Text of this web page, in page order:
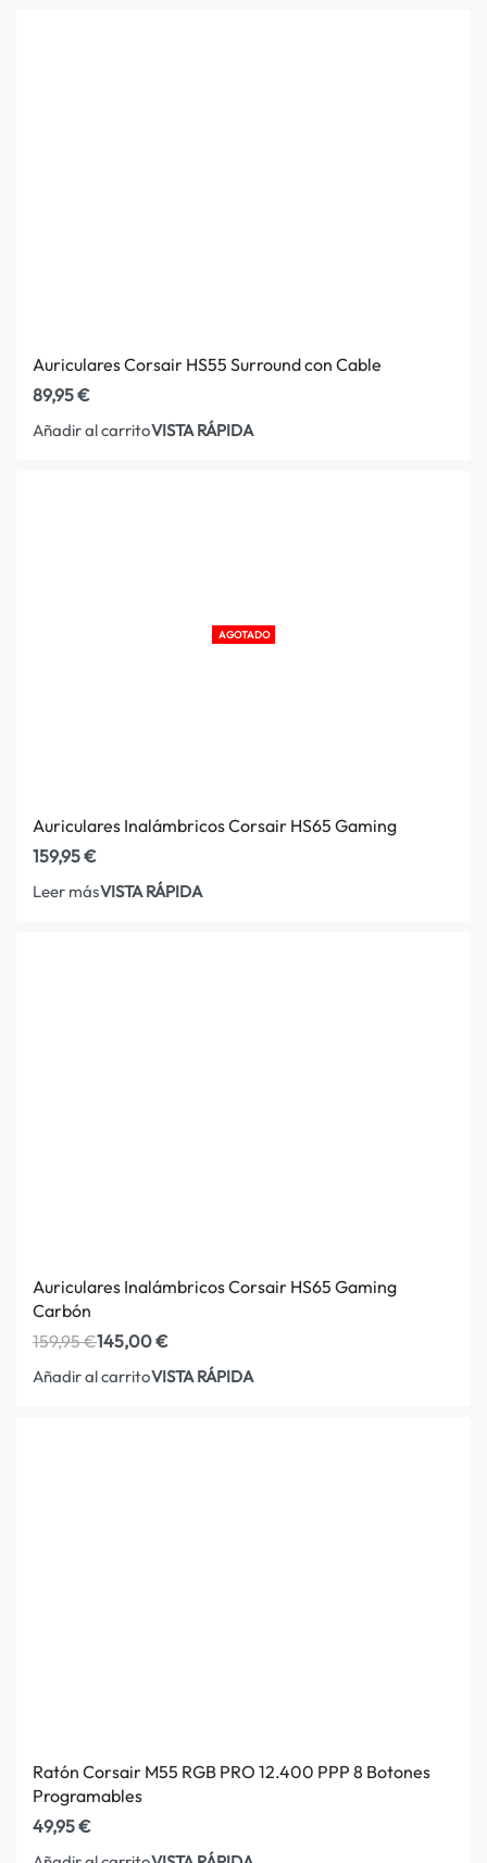
Auriculares Corsair HS55 Surround con Cable
89,95€
Añadir al carritoVISTA RÁPIDA
AGOTADO
Auriculares Inalámbricos Corsair HS65 Gaming
159,95€
Leer másVISTA RÁPIDA
Auriculares Inalámbricos Corsair HS65 Gaming
Carbón
159,95€145,00€
Añadir al carritoVISTA RÁPIDA
Ratón Corsair M55 RGB PRO 12.400 PPP 8 Botones
Programables
49,95€